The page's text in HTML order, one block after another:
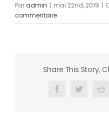
Paradmin | mai 22nd, 2019 |
commentaire
Share This Story,
FacebookTwitter